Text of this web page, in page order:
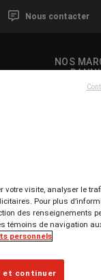
Nous contacter
NOS
votre visite, analyser le
Pour plus
des renseignements
témoins de navigation
personnels
et continuer